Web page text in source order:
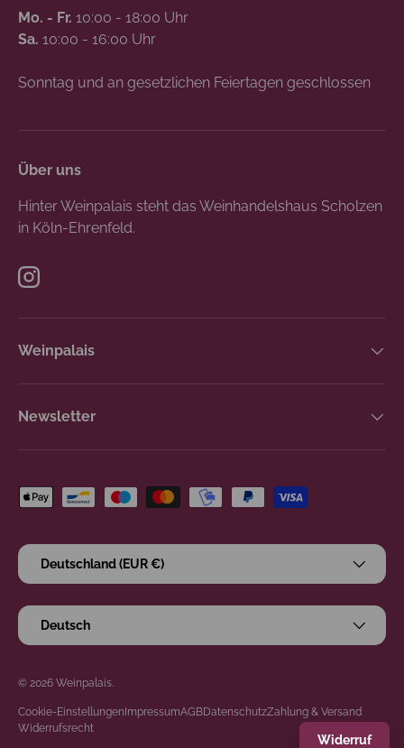
Mo. - Fr. 10:00 - 18:00 Uhr
Sa. 10:00 - 16:00 Uhr
Sonntag und an gesetzlichen Feiertagen geschlossen
Über uns
Hinter Weinpalais steht das Weinhandelshaus Scholzen
in Köln-Ehrenfeld.
Instagram
Weinpalais
Newsletter
Zahlungsmethoden
Land/Region
Deutschland (EUR €)
Sprache
Deutsch
© 2026 Weinpalais
Cookie-EinstellungenImpressumAGBDatenschutzZahlung & Versand
Widerrufsrecht
Widerruf